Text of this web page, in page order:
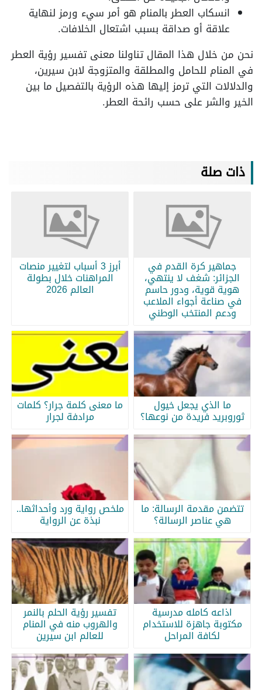
انسكاب العطر بالمنام هو أمر سيء ورمز لنهاية
علاقة أو صداقة بسبب اشتعال الخلافات.
نحن من خلال هذا المقال تناولنا معنى تفسير رؤية العطر
في المنام للحامل والمطلقة والمتزوجة لابن سيرين،
والدلالات التي ترمز إليها هذه الرؤية بالتفصيل ما بين
الخير والشر على حسب رائحة العطر.
ذات صلة
جماهير كرة القدم في
الجزائر: شغف لا ينتهي،
هوية قوية، ودور حاسم
في صناعة أجواء الملاعب
ودعم المنتخب الوطني
أبرز 3 أسباب لتغيير منصات
المراهنات خلال بطولة
العالم 2026
ما الذي يجعل خيول
ثوروبريد فريدة من نوعها؟
ما معنى كلمة جرار؟ كلمات
مرادفة لجرار
تتضمن مقدمة الرسالة: ما
هي عناصر الرسالة؟
ملخص رواية ورد وأحداثها..
نبذة عن الرواية
اذاعه كامله مدرسية
مكتوبة جاهزة للاستخدام
لكافة المراحل
تفسير رؤية الحلم بالنمر
والهروب منه في المنام
للعالم ابن سيرين